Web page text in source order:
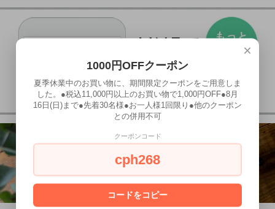
×
1000円OFFクーポン
夏季休業中のお買い物に、期間限定クーポンをご用意しま
した。●税込11,000円以上のお買い物で1,000円OFF●8月
16日(日)まで●先着30名様●お一人様1回限り●他のクーポン
との併用不可
クーポンコード
cph268
コードをコピー